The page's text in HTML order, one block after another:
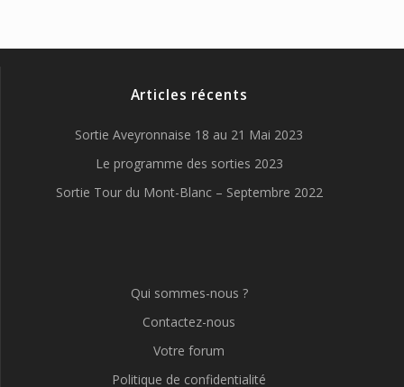
Articles récents
Sortie Aveyronnaise 18 au 21 Mai 2023
Le programme des sorties 2023
Sortie Tour du Mont-Blanc – Septembre 2022
Qui sommes-nous ?
Contactez-nous
Votre forum
Politique de confidentialité